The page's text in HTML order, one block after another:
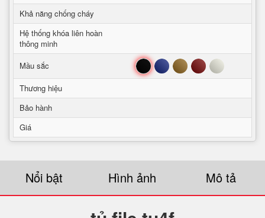
Khả năng chống cháy
Hệ thống khóa liên hoàn
thông minh
Mầu sắc
Đen Xanh Nâu Đỏ Trắng
Thương hiệu
Bảo hành
Giá
Nổi bật Hình ảnh Mô tả